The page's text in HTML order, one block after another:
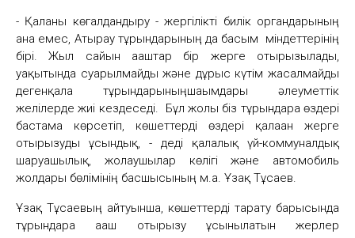
- Қаланы көгалдандыру - жергілікті билік органдарының
ғана емес, Атырау тұрғындарының да басым ​ міндеттерінің
бірі. Жыл сайын ағаштар бір жерге​ отырғызылады,
уақытында суарылмайды және дұрыс күтім жасалмайды
дегенқала тұрғындарыныңшағымдары әлеуметтік
желілерде жиі кездеседі. ​ Бұл жолы біз тұрғындарға өздері
бастама көрсетіп, көшеттерді өздері қалаған жерге
отырғызуды ұсындық, - деді қалалық үй-коммуналдық
шаруашылық, жолаушылар көлігі және автомобиль
жолдары бөлімінің басшысының м.а. Ұзақ Тұсаев.
Ұзақ Тұсаевың айтуынша, көшеттерді тарату барысында
тұрғындарға​ ағаш отырғызу ұсынылатын жерлер